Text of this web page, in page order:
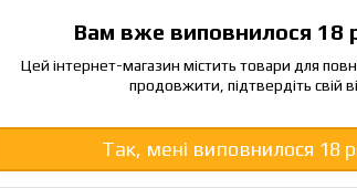
250
% Увійти
Смак
Манго
Вам вже виповнилося 18
Цей інтернет-магазин містить товари для
продовжити, підтвердіть свій
Так, мені виповнилося 18